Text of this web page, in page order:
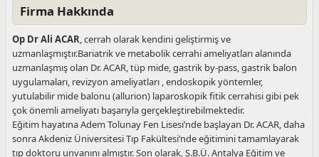
Firma Hakkında
Op Dr Ali ACAR, cerrah olarak kendini geliştirmiş ve
uzmanlaşmıştır.Bariatrik ve metabolik cerrahi ameliyatları alanında
uzmanlaşmış olan Dr. ACAR, tüp mide, gastrik by-pass, gastrik balon
uygulamaları, revizyon ameliyatları , endoskopik yöntemler,
yutulabilir mide balonu (allurion) laparoskopik fitik cerrahisi gibi pek
çok önemli ameliyatı başarıyla gerçekleştirebilmektedir.
Eğitim hayatına Adem Tolunay Fen Lisesi’nde başlayan Dr. ACAR, daha
sonra Akdeniz Üniversitesi Tıp Fakültesi’nde eğitimini tamamlayarak
tıp doktoru unvanını almıştır. Son olarak, S.B.Ü. Antalya Eğitim ve